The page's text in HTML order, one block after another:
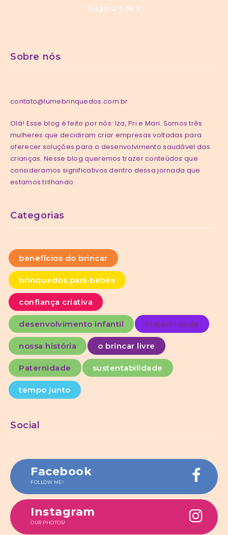
Página 1 de 1
Sobre nós
contato@lumebrinquedos.com.br
Olá! Esse blog é feito por nós: Iza, Pri e Mari. Somos três
mulheres que decidiram criar empresas voltadas para
oferecer soluções para o desenvolvimento saudável das
crianças. Nesse blog queremos trazer conteúdos que
consideramos significativos dentro dessa jornada que
estamos trilhando.
Categorias
benefícios do brincar
brinquedos para bebês
confiança criativa
desenvolvimento infantil Maternidade
nossa história o brincar livre
Paternidade sustentabilidade
tempo junto
Social
Facebook
FOLLOW ME!
Instagram
OUR PHOTOS!